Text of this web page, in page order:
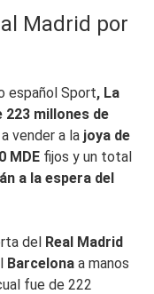
Madrid por
español Sport, La
223 millones de
a vender a la joya de
MDE fijos y un total
a la espera del
del Real Madrid
Barcelona a manos
fue de 222